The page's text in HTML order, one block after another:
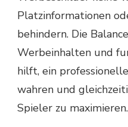
Platzinformationen
behindern. Die
Werbeinhalten und
hilft, ein
wahren und
Spieler zu maximieren.